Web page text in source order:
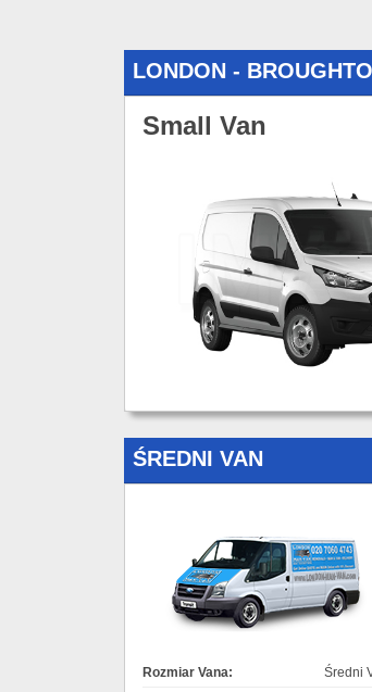
LONDON -
Small Van
ŚREDNI VAN
Rozmiar Vana:
Średni